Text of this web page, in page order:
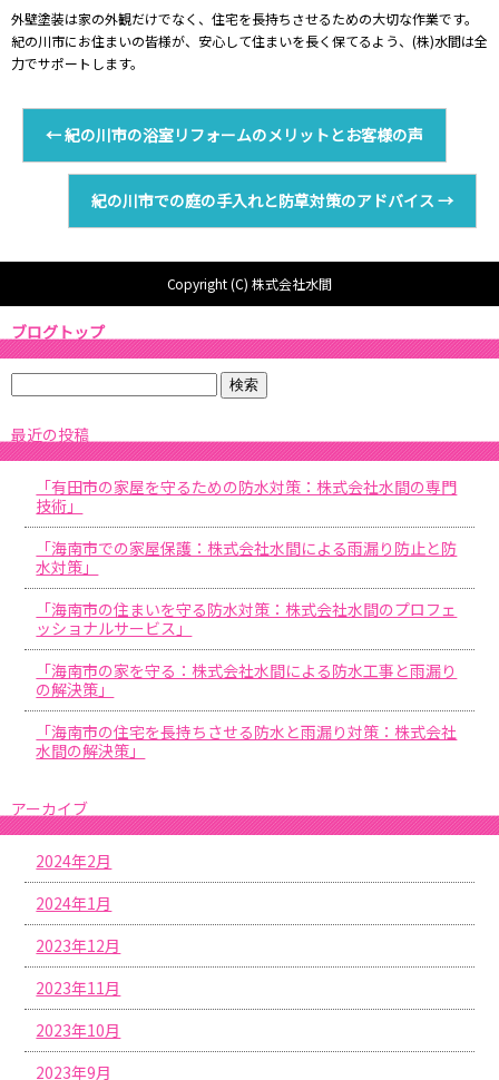
外壁塗装は家の外観だけでなく、住宅を長持ちさせるための大切な作業です。
紀の川市にお住まいの皆様が、安心して住まいを長く保てるよう、(株)水間は全
力でサポートします。
←紀の川市の浴室リフォームのメリットとお客様の声
紀の川市での庭の手入れと防草対策のアドバイス →
Copyright (C) 株式会社水間
ブログトップ
最近の投稿
「有田市の家屋を守るための防水対策：株式会社水間の専門
技術」
「海南市での家屋保護：株式会社水間による雨漏り防止と防
水対策」
「海南市の住まいを守る防水対策：株式会社水間のプロフェ
ッショナルサービス」
「海南市の家を守る：株式会社水間による防水工事と雨漏り
の解決策」
「海南市の住宅を長持ちさせる防水と雨漏り対策：株式会社
水間の解決策」
アーカイブ
2024年2月
2024年1月
2023年12月
2023年11月
2023年10月
2023年9月